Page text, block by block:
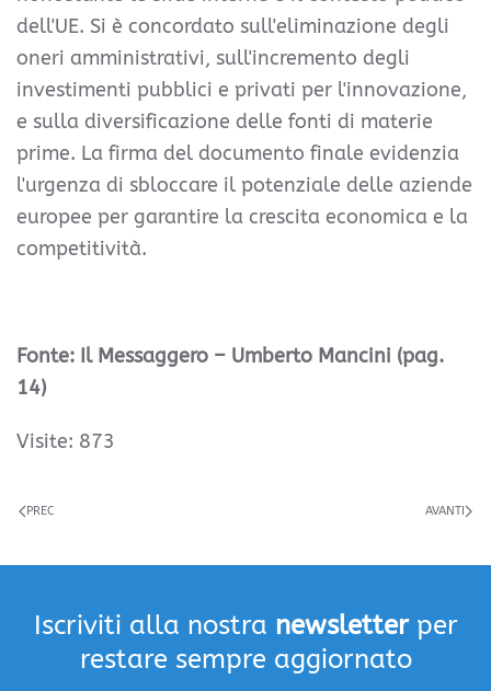
dell'UE. Si è concordato sull'eliminazione degli
oneri amministrativi, sull'incremento degli
investimenti pubblici e privati per l'innovazione,
e sulla diversificazione delle fonti di materie
prime. La firma del documento finale evidenzia
l'urgenza di sbloccare il potenziale delle aziende
europee per garantire la crescita economica e la
competitività.
Fonte: Il Messaggero – Umberto Mancini (pag.
14)
Visite: 873
PREC AVANTI
Iscriviti alla nostra newsletterper
restare sempre aggiornato